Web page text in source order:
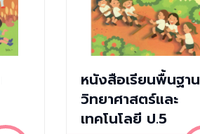
หนังสือเรียนพื้นฐาน
วิทยาศาสตร์และ
เทคโนโลยี ป.5